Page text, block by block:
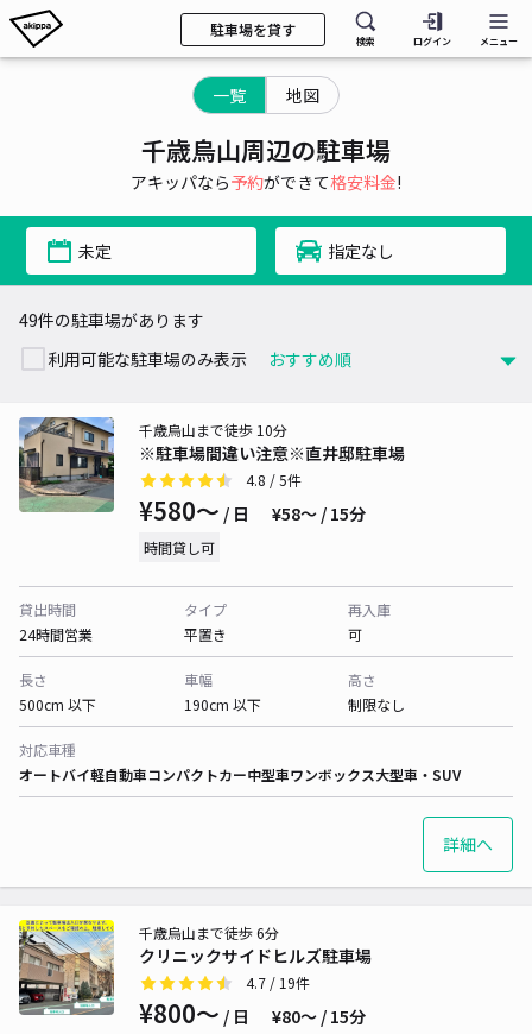
駐車場を貸す
検索 ログイン メニュー
一覧 地図
千歳烏山周辺の駐車場
アキッパなら予約ができて格安料金!
未定 指定なし
49件の駐車場があります
利用可能な駐車場のみ表示
※駐車場間違い注意※直井邸駐車場
千歳烏山まで徒歩 10分
4.8 / 5件
¥580〜 / 日 ¥58〜 / 15分
時間貸し可
貸出時間
24時間営業
タイプ
平置き
再入庫
可
長さ
500cm 以下
車幅
190cm 以下
高さ
制限なし
対応車種
オートバイ軽自動車コンパクトカー中型車ワンボックス大型車・SUV
詳細へ
クリニックサイドヒルズ駐車場
千歳烏山まで徒歩 6分
4.7 / 19件
¥800〜 / 日 ¥80〜 / 15分